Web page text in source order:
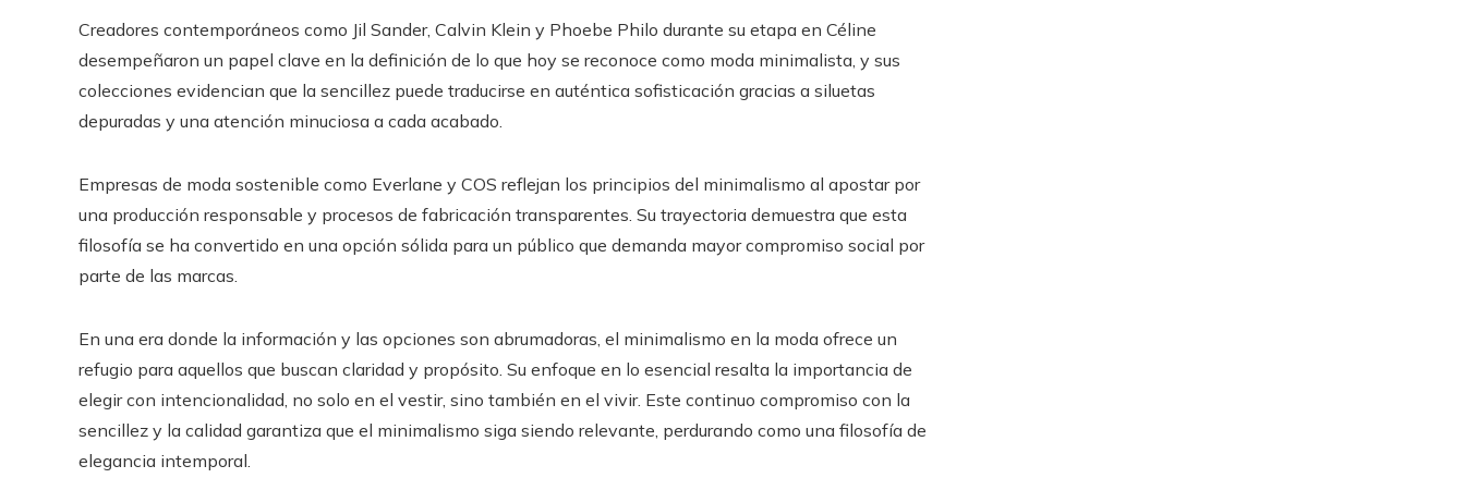
Creadores contemporáneos como Jil Sander, Calvin Klein y Phoebe Philo durante su etapa en Céline
desempeñaron un papel clave en la definición de lo que hoy se reconoce como moda minimalista, y sus
colecciones evidencian que la sencillez puede traducirse en auténtica sofisticación gracias a siluetas
depuradas y una atención minuciosa a cada acabado.
Empresas de moda sostenible como Everlane y COS reflejan los principios del minimalismo al apostar por
una producción responsable y procesos de fabricación transparentes. Su trayectoria demuestra que esta
filosofía se ha convertido en una opción sólida para un público que demanda mayor compromiso social por
parte de las marcas.
En una era donde la información y las opciones son abrumadoras, el minimalismo en la moda ofrece un
refugio para aquellos que buscan claridad y propósito. Su enfoque en lo esencial resalta la importancia de
elegir con intencionalidad, no solo en el vestir, sino también en el vivir. Este continuo compromiso con la
sencillez y la calidad garantiza que el minimalismo siga siendo relevante, perdurando como una filosofía de
elegancia intemporal.